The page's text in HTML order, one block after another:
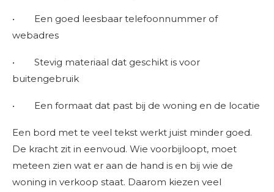
• Een goed leesbaar telefoonnummer of
webadres
• Stevig materiaal dat geschikt is voor
buitengebruik
• Een formaat dat past bij de woning en de locatie
Een bord met te veel tekst werkt juist minder goed.
De kracht zit in eenvoud. Wie voorbijloopt, moet
meteen zien wat er aan de hand is en bij wie de
woning in verkoop staat. Daarom kiezen veel